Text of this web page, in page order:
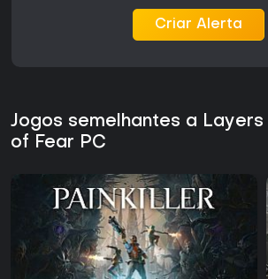
Criar Alerta
Jogos semelhantes a Layers
of Fear PC